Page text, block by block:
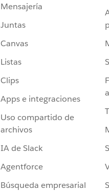
Mensajería
Juntas
Canvas
Listas
Clips
Apps e integraciones
Uso compartido de
archivos
IA de Slack
Agentforce
Búsqueda empresarial